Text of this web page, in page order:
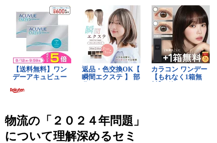
物流の「２０２４年問題」
について理解深めるセミ